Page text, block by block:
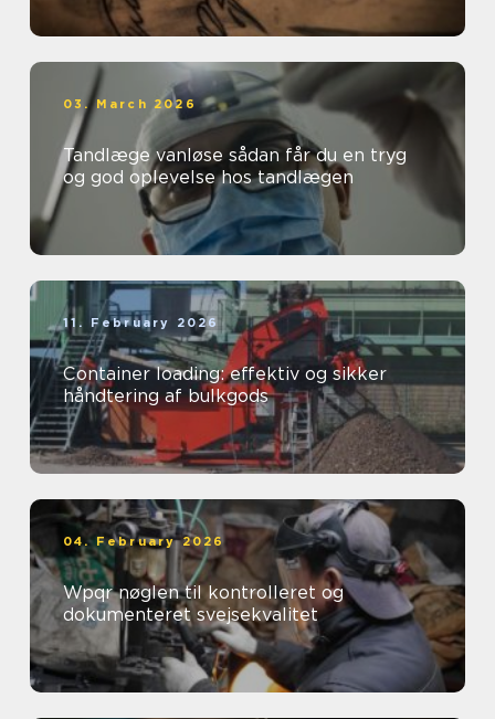
03. March 2026
Tandlæge vanløse sådan får du en tryg
og god oplevelse hos tandlægen
11. February 2026
Container loading: effektiv og sikker
håndtering af bulkgods
04. February 2026
Wpqr nøglen til kontrolleret og
dokumenteret svejsekvalitet